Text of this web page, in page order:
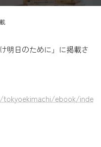
明日のために」に掲載さ
ebook/inde